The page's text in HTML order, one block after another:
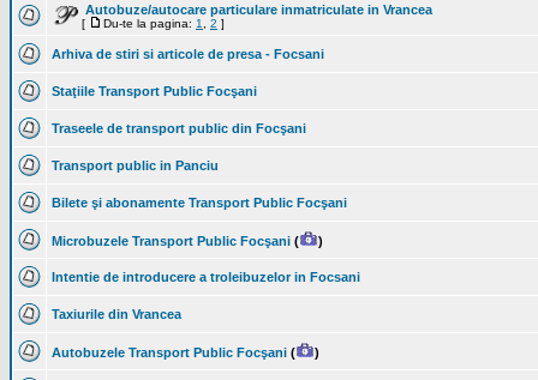
Autobuze/autocare particulare inmatriculate in Vrancea
[ Du-te la pagina: 1 2 ]
Arhiva de stiri si articole de presa - Focsani
Staţiile Transport Public Focşani
Traseele de transport public din Focşani
Transport public in Panciu
Bilete şi abonamente Transport Public Focşani
Microbuzele Transport Public Focşani ( )
Intentie de introducere a troleibuzelor in Focsani
Taxiurile din Vrancea
Autobuzele Transport Public Focşani ( )